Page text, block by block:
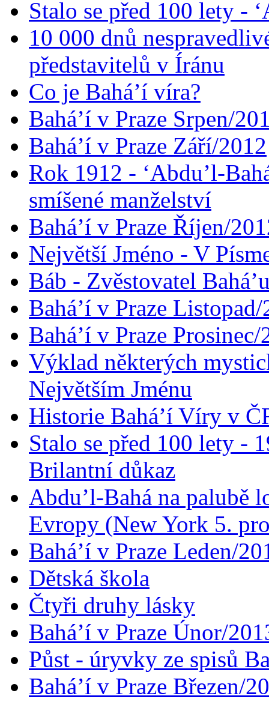
Stalo se před 100 lety -
10 000 dnů
představitelů v Íránu
Co je Bahá’í víra?
Bahá’í v Praze Srpen/
Bahá’í v Praze Září/2012
Rok 1912 - ‘Abdu’l-
smíšené manželství
Bahá’í v Praze Říjen/
Největší Jméno - V
Báb - Zvěstovatel
Bahá’í v Praze
Bahá’í v Praze Prosinec/
Výklad některých
Největším Jménu
Historie Bahá’í Víry v
Stalo se před 100 lety -
Brilantní důkaz
Abdu’l-Bahá na palubě
Evropy (New York 5.
Bahá’í v Praze Leden/
Dětská škola
Čtyři druhy lásky
Bahá’í v Praze Únor/
Půst - úryvky ze spisů
Bahá’í v Praze Březen/